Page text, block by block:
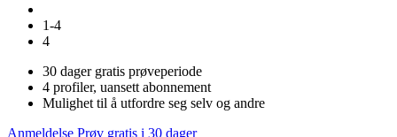
1-4
4
30 dager gratis prøveperiode
4 profiler, uansett abonnement
Mulighet til å utfordre seg selv og andre
Anmeldelse Prøv gratis i 30 dager